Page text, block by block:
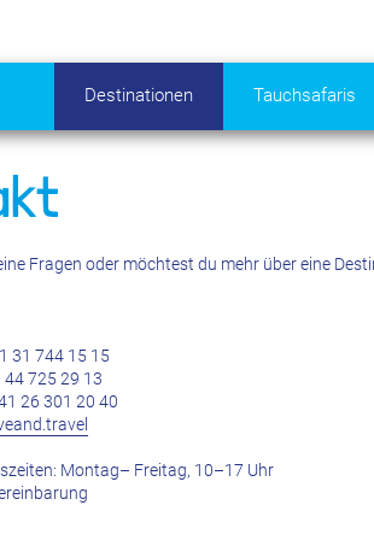
Destinationen Tauchsafaris
Fragen oder möchtest du mehr über eine
31 744 15 15
725 29 13
26 301 20 40
Montag– Freitag, 10–17 Uhr